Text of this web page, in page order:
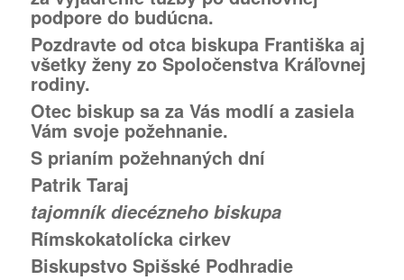
podpore do budúcna.
Pozdravte od otca biskupa Františka aj
všetky ženy zo Spoločenstva Kráľovnej
rodiny.
Otec biskup sa za Vás modlí a zasiela
Vám svoje požehnanie.
S prianím požehnaných dní
Patrik Taraj
tajomník diecézneho biskupa
Rímskokatolícka cirkev
Biskupstvo Spišské Podhradie